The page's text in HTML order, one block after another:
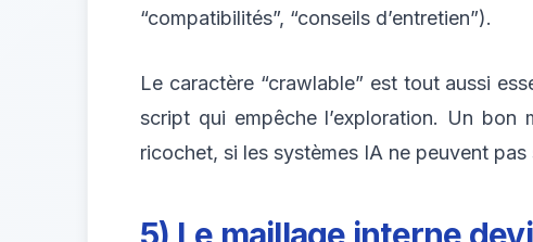
“compatibilités”, “conseils d’entretien”).
Le caractère “crawlable” est tout aussi
script qui empêche l’exploration. Un
ricochet, si les systèmes IA ne peuvent
5) Le maillage interne